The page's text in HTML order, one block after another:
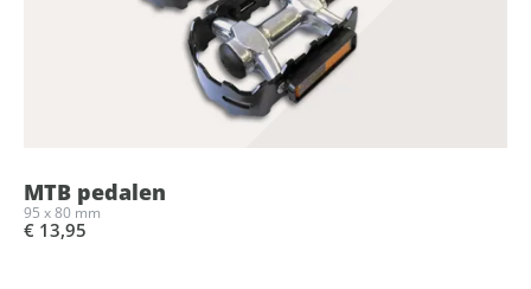
MTB pedalen
95 x 80 mm
€ 13,95